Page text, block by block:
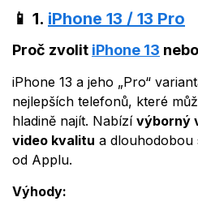
📱 1. iPhone 13 / 13 Pro
Proč zvolit iPhone 13 nebo
iPhone 13 a jeho „Pro“
nejlepších telefonů, které
hladině najít. Nabízí výborný
video kvalitu a
od Applu.
Výhody: